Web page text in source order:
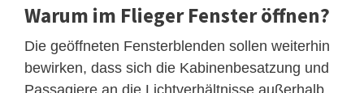
Warum im Flieger Fenster öffnen?
Die geöffneten Fensterblenden sollen weiterhin
bewirken, dass sich die Kabinenbesatzung und